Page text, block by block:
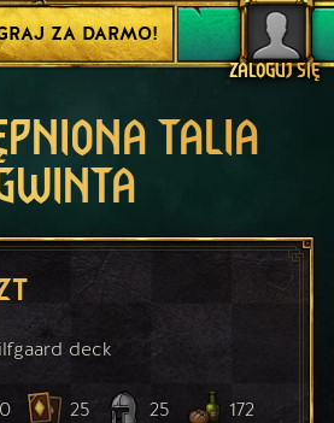
ZALOGUJ SIĘ
ZA DARMO!
TALIA
deck
25 25 172